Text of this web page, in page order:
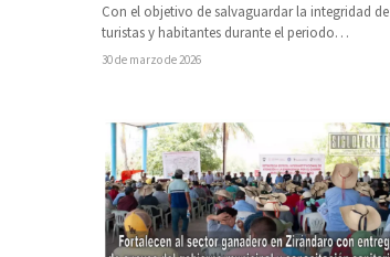
Con el objetivo de salvaguardar la integridad de
turistas y habitantes durante el periodo
vacacional, el Ayuntamiento de Zirándaro 2024-
30 de marzo de 2026